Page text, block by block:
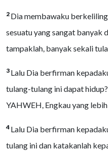
2 Dia membawaku
sesuatu yang sangat banyak
tampaklah, banyak sekali
3 Lalu Dia berfirman
tulang-tulang ini dapat
YAHWEH, Engkau yang
4 Lalu Dia berfirman
tulang ini dan katakanlah